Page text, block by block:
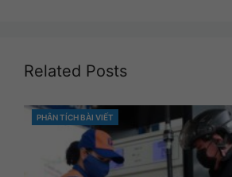
Related Posts
CATEGORIES
PHÂN TÍCH BÀI VIẾT